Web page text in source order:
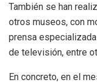
También se han
otros museos, con
prensa
de televisión, entre
En concreto, en el